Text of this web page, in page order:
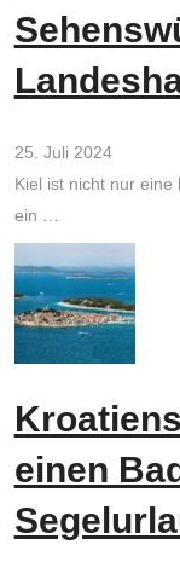
25. Juli 2024
Kiel ist nicht nur
ein …
einen